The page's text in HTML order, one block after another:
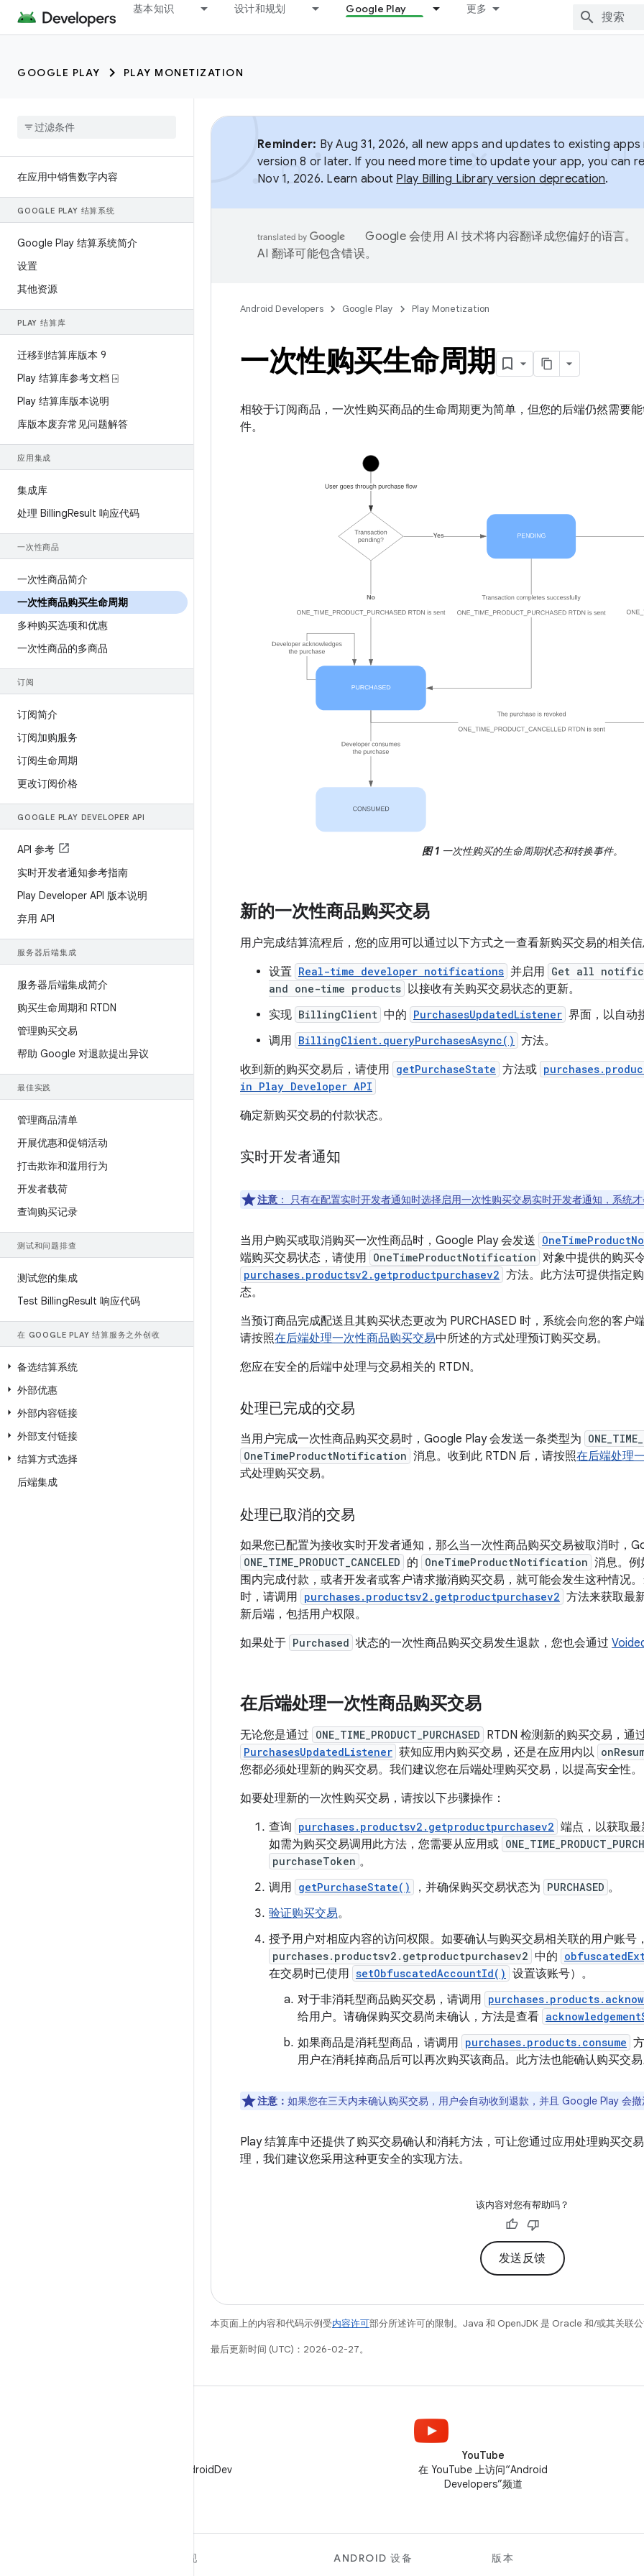
基本知识 设计和规划 Google Play 更多
GOOGLE PLAY PLAY MONETIZATION
在应用中销售数字内容
GOOGLE PLAY 结算系统
Google Play 结算系统简介
设置
其他资源
PLAY 结算库
迁移到结算库版本 9
Play 结算库参考文档 ⍈
Play 结算库版本说明
库版本废弃常见问题解答
应用集成
集成库
处理 BillingResult 响应代码
一次性商品
一次性商品简介
一次性商品购买生命周期
多种购买选项和优惠
一次性商品的多商品
订阅
订阅简介
订阅加购服务
订阅生命周期
更改订阅价格
GOOGLE PLAY DEVELOPER API
API 参考
实时开发者通知参考指南
Play Developer API 版本说明
弃用 API
服务器后端集成
服务器后端集成简介
购买生命周期和 RTDN
管理购买交易
帮助 Google 对退款提出异议
最佳实践
管理商品清单
开展优惠和促销活动
打击欺诈和滥用行为
开发者载荷
查询购买记录
测试和问题排查
测试您的集成
Test BillingResult 响应代码
在 GOOGLE PLAY 结算服务之外创收
备选结算系统
外部优惠
外部内容链接
外部支付链接
结算方式选择
后端集成
Reminder: By Aug 31, 2026, all new apps and updates to existing
version 8 or later. If you need more time to update your app, you can
Nov 1, 2026. Learn about Play Billing Library version deprecation.
Google 会使用 AI 技术将内容翻译成您偏好的语言。
AI 翻译可能包含错误。
Android Developers Google Play Play Monetization
一次性购买生命周期
相较于订阅商品，一次性购买商品的生命周期更为简单，但您的后端仍然需要
件。
图 1一次性购买的生命周期状态和转换事件。
新的一次性商品购买交易
用户完成结算流程后，您的应用可以通过以下方式之一查看新购买交易的相关
设置 Real-time developer notifications 并启用 Get all
and one-time products 以接收有关购买交易状态的更新。
实现 BillingClient 中的 PurchasesUpdatedListener 界面，以自动
调用 BillingClient.queryPurchasesAsync() 方法。
收到新的购买交易后，请使用 getPurchaseState 方法或
in Play Developer API
确定新购买交易的付款状态。
实时开发者通知
注意 ： 只有在配置实时开发者通知时选择启用一次性购买交易实时开发者通知，系统
当用户购买或取消购买一次性商品时，Google Play 会发送
端购买交易状态，请使用 OneTimeProductNotification 对象中提供的购买
purchases.productsv2.getproductpurchasev2 方法。此方法可提供指定
态。
当预订商品完成配送且其购买状态更改为 PURCHASED 时，系统会向您的客户
请按照在后端处理一次性商品购买交易中所述的方式处理预订购买交易。
您应在安全的后端中处理与交易相关的 RTDN。
处理已完成的交易
当用户完成一次性商品购买交易时，Google Play 会发送一条类型为
OneTimeProductNotification 消息。收到此 RTDN 后，请按照在后端处理
式处理购买交易。
处理已取消的交易
如果您已配置为接收实时开发者通知，那么当一次性商品购买交易被取消时，
ONE_TIME_PRODUCT_CANCELED 的 OneTimeProductNotification 消息。例
围内完成付款，或者开发者或客户请求撤消购买交易，就可能会发生这种情况
时，请调用 purchases.productsv2.getproductpurchasev2 方法来获取最
新后端，包括用户权限。
如果处于 Purchased 状态的一次性商品购买交易发生退款，您也会通过
在后端处理一次性商品购买交易
无论您是通过 ONE_TIME_PRODUCT_PURCHASED RTDN 检测新的购买交易，通
PurchasesUpdatedListener 获知应用内购买交易，还是在应用内以
您都必须处理新的购买交易。我们建议您在后端处理购买交易，以提高安全性。
如要处理新的一次性购买交易，请按以下步骤操作：
查询 purchases.productsv2.getproductpurchasev2 端点，以获取
如需为购买交易调用此方法，您需要从应用或
purchaseToken 。
调用 getPurchaseState() ，并确保购买交易状态为 PURCHASED 。
验证购买交易。
授予用户对相应内容的访问权限。如要确认与购买交易相关联的用户账号
purchases.productsv2.getproductpurchasev2 中的
在交易时已使用 setObfuscatedAccountId() 设置该账号）。
对于非消耗型商品购买交易，请调用
给用户。请确保购买交易尚未确认，方法是查看
如果商品是消耗型商品，请调用 purchases.products.consume
用户在消耗掉商品后可以再次购买该商品。此方法也能确认购买交
注意： 如果您在三天内未确认购买交易，用户会自动收到退款，并且 Google Play 会
Play 结算库中还提供了购买交易确认和消耗方法，可让您通过应用处理购买交
理，我们建议您采用这种更安全的实现方法。
该内容对您有帮助吗？
发送反馈
本页面上的内容和代码示例受内容许可部分所述许可的限制。Java 和 OpenJDK 是 Oracle 和/或其关联
最后更新时间 (UTC)：2026-02-27。
在 X 上关注 @AndroidDev
YouTube
在 YouTube 上访问“Android
Developers”频道
发现 ANDROID 设备 版本